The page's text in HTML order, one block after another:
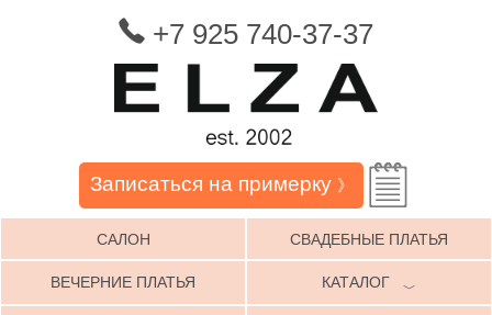
+7 925 740-37-37
Записаться на примерку 》
САЛОН СВАДЕБНЫЕ ПЛАТЬЯ
ВЕЧЕРНИЕ ПЛАТЬЯ КАТАЛОГ ﹀